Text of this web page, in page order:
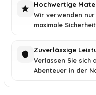
Hochwertige
Wir verwenden
maximale Sicherheit.
Zuverlässige
Verlassen Sie sich
Abenteuer in der